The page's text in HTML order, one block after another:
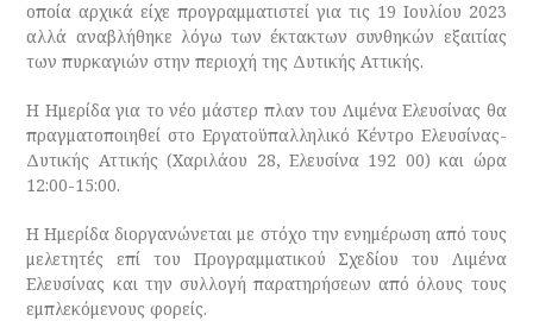
οποία αρχικά είχε προγραμματιστεί για τις 19 Ιουλίου 2023
αλλά αναβλήθηκε λόγω των έκτακτων συνθηκών εξαιτίας
των πυρκαγιών στην περιοχή της Δυτικής Αττικής.
Η Ημερίδα για το νέο μάστερ πλαν του Λιμένα Ελευσίνας θα
πραγματοποιηθεί στο Εργατοϋπαλληλικό Κέντρο Ελευσίνας-
Δυτικής Αττικής (Χαριλάου 28, Ελευσίνα 192 00) και ώρα
12:00-15:00.
Η Ημερίδα διοργανώνεται με στόχο την ενημέρωση από τους
μελετητές επί του Προγραμματικού Σχεδίου του Λιμένα
Ελευσίνας και την συλλογή παρατηρήσεων από όλους τους
εμπλεκόμενους φορείς.